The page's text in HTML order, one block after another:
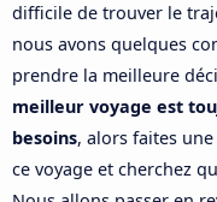
difficile de trouver le
nous avons quelques
prendre la meilleure
meilleur voyage est
besoins, alors faites
ce voyage et cherchez